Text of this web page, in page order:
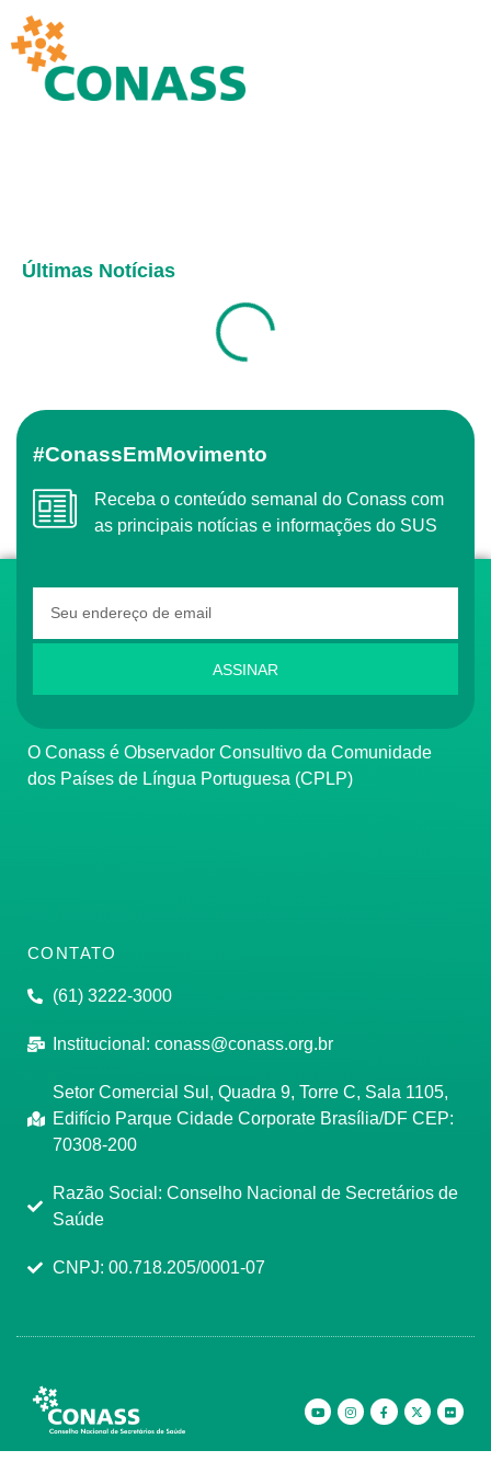
Últimas Notícias
#ConassEmMovimento
Receba o conteúdo semanal do Conass com
as principais notícias e informações do SUS
ASSINAR
O Conass é Observador Consultivo da Comunidade
dos Países de Língua Portuguesa (CPLP)
CONTATO
(61) 3222-3000
Institucional: conass@conass.org.br
Setor Comercial Sul, Quadra 9, Torre C, Sala 1105,
Edifício Parque Cidade Corporate Brasília/DF CEP:
70308-200
Razão Social: Conselho Nacional de Secretários de
Saúde
CNPJ: 00.718.205/0001-07